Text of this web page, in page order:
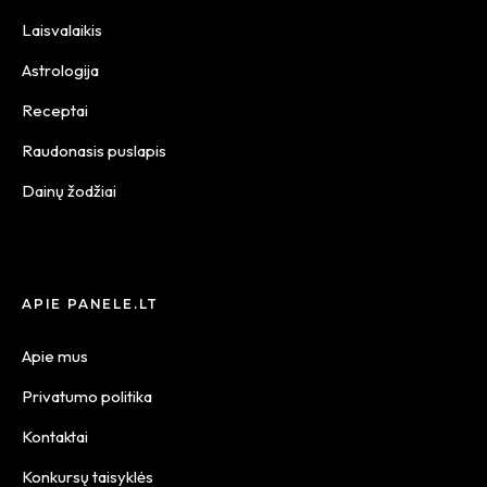
Laisvalaikis
Astrologija
Receptai
Raudonasis puslapis
Dainų žodžiai
APIE PANELE.LT
Apie mus
Privatumo politika
Kontaktai
Konkursų taisyklės